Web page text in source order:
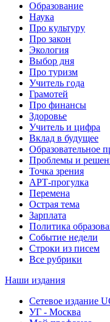
Образование
Наука
Про культуру
Про закон
Экология
Выбор дня
Про туризм
Учитель года
Грамотей
Про финансы
Здоровье
Учитель и цифра
Вклад в будущее
Образовательное
Проблемы и
Точка зрения
АРТ-прогулка
Перемена
Острая тема
Зарплата
Политика
Событие недели
Строки из писем
Все рубрики
Наши издания
Сетевое издание
УГ - Москва